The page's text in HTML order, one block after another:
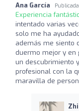
Ana García
Experiencia
intentado varias
solo me ha
además me siento
duermo mejor y en
un descubrimiento
profesional con la
maravilla de